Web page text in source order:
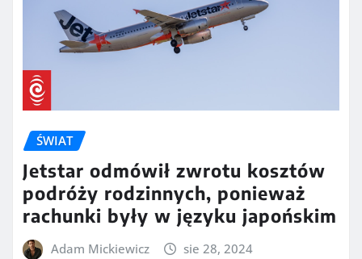
ŚWIAT
Jetstar odmówił zwrotu kosztów
podróży rodzinnych, ponieważ
rachunki były w języku japońskim
Adam Mickiewicz sie 28, 2024